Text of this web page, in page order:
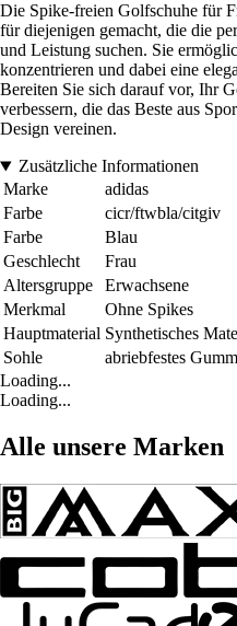
Die Spike-freien Golfschuhe für
für diejenigen gemacht, die die
und Leistung suchen. Sie
konzentrieren und dabei eine
Bereiten Sie sich darauf vor, Ihr
verbessern, die das Beste aus
Design vereinen.
Zusätzliche Informationen
Marke
adidas
Farbe
cicr/ftwbla/citgiv
Farbe
Blau
Geschlecht
Frau
Altersgruppe
Erwachsene
Merkmal
Ohne Spikes
Hauptmaterial Synthetisches
Sohle
abriebfestes
Loading...
Loading...
Alle unsere Marken